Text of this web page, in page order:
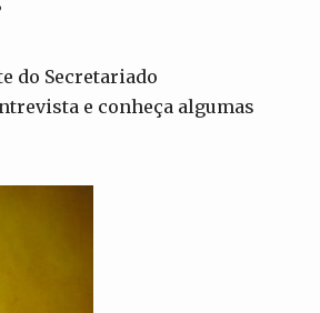
do Secretariado
e conheça algumas